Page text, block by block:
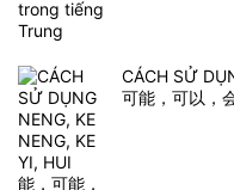
CÁCH SỬ
可能，可以，